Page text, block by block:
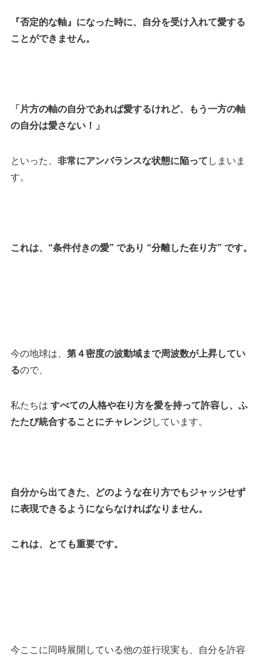
『否定的な軸』になった時に、自分を受け入れて愛する
ことができません。
「片方の軸の自分であれば愛するけれど、もう一方の軸
の自分は愛さない！」
といった、 非常にアンバランスな状態に陥って しまいま
す。
これは、“条件付きの愛” であり “分離した在り方” です。
今の地球は、 第４密度の波動域まで周波数が上昇してい
るので、
私たちは すべての人格や在り方を愛を持って許容し、ふ
たたび統合することにチャレンジしています。
自分から出てきた、どのような在り方でもジャッジせず
に表現できるようにならなければなりません。
これは、とても重要です。
今ここに同時展開している他の並行現実も、自分を許容